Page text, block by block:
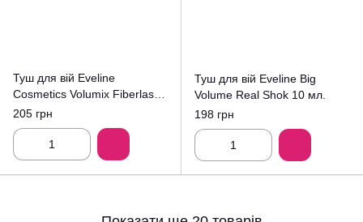
Туш для вій Eveline
Cosmetics Volumix Fiberlast
Curl Up Mascara
205 грн
Туш для вій Eveline Big
Volume Real Shok 10 мл.
198 грн